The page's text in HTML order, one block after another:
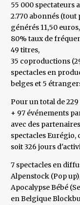
55 000 spectateurs
2.770 abonnés (tout
générés 11,50
80% taux de
49 titres,
35 coproductions
spectacles en
belges et 5
Pour un total de
+ 97 événements
avec des
spectacles Eurégio,
soit 326 jours
7 spectacles en
Alpenstock (Pop
Apocalypse Bébé
en Belgique